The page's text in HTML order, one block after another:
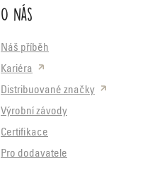
O nás
Náš příběh
Kariéra
Distribuované značky
Výrobní závody
Certifikace
Pro dodavatele